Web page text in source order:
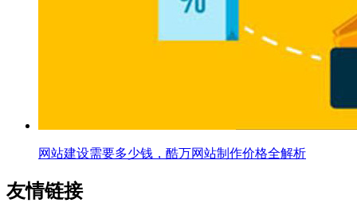
网站建设需要多少钱，酷万网站制作价格全解析
友情链接